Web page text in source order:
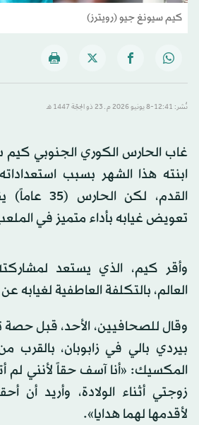
كيم سيونغ جيو (رويترز)
نُشر: 12:41-8 يونيو 2026 م ـ 23 ذو الحِجّة 1447 هـ
غاب الحارس الكوري الجنوبي كيم
ابنته هذا الشهر بسبب
القدم، لكن
تعويض غيابه بأداء متميز في
وأقر كيم، الذي يستعد
العالم، بالتكلفة العاطفية لغيابه
وقال للصحافيين، الأحد، قبل
بيردي بالي في زابوبان، بالقرب
المكسيك: «أنا آسف حقاً لأنني لم
زوجتي أثناء الولادة، وأريد أن
لأقدمها لهما هدايا».